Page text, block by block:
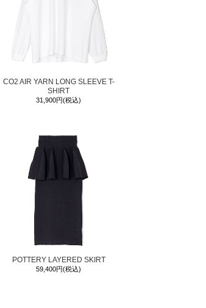
CO2 AIR YARN LONG SLEEVE T-
SHIRT
31,900円(税込)
POTTERY LAYERED SKIRT
59,400円(税込)